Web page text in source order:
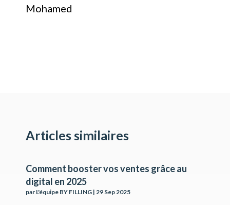
Mohamed
Articles similaires
Comment booster vos ventes grâce au
digital en 2025
par L'équipe BY FILLING | 29 Sep 2025